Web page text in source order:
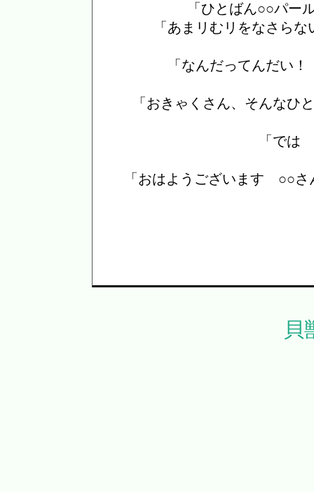
「ひとばん○○パ
「あまリむリをなさら
「なんだってんだい
「おきゃくさん、そんな
「では
「おはようございます ○○
貝